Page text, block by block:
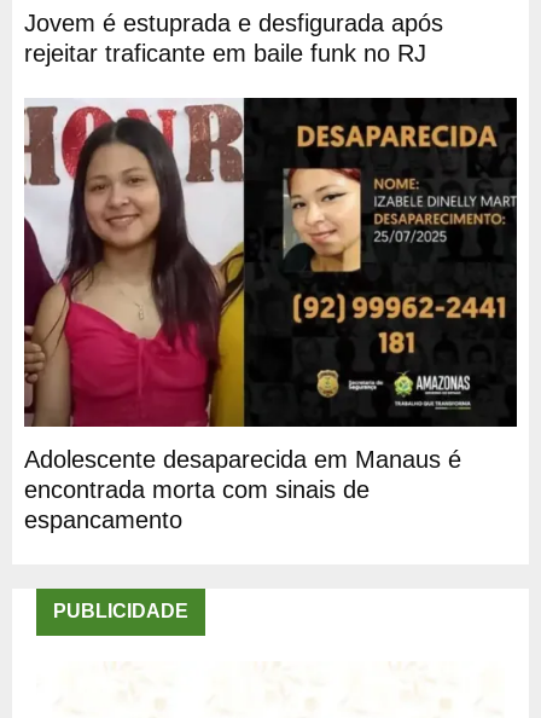
Jovem é estuprada e desfigurada após
rejeitar traficante em baile funk no RJ
Adolescente desaparecida em Manaus é
encontrada morta com sinais de
espancamento
PUBLICIDADE